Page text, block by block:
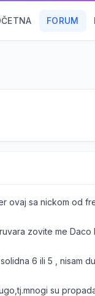
FORUM
ovaj sa nickom od
zovite me
6 ili 5 , nisam
su